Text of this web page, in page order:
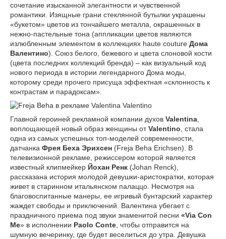
сочетание изысканной элегантности и чувственной
романтики. Изящные грани стеклянной бутылки украшены
«букетом» цветов из тончайшего металла, окрашенных в
нежно-пастельные тона (аппликации цветов являются
излюбленным элементом в коллекциях haute couture Дома
Валентино). Союз белого, бежевого и цвета слоновой кости
(цвета последних коллекций бренда) – как визуальный код
нового периода в истории легендарного Дома моды,
которому среди прочего присуща эффектная «склонность к
контрастам и парадоксам».
Главной героиней рекламной компании духов Valentina
воплощающей новый образ женщины отValentino , стала
одна из самых успешных топ-моделей современности,
датчанка Фрея Беха Эрихсен (Freja Beha Erichsen). В
телевизионной рекламе, режиссером которой является
известный клипмейкер Йохан Ренк (Johan Renck),
рассказана история молодой девушки-аристократки, которая
живет в старинном итальянском палаццо. Несмотря на
благовоспитанные манеры, ее игривый бунтарский характер
жаждет свободы и приключений. Валентина убегает с
праздничного приема под звуки знаменитой песни «Via Con
Me» в исполнении Paolo Conte , чтобы отправится на
шумную вечеринку, где будет веселиться до утра. Девушка